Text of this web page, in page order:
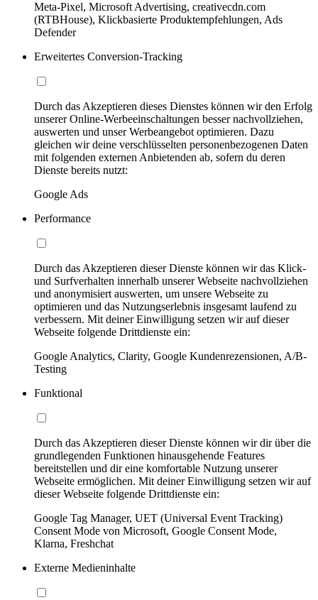
Meta-Pixel, Microsoft Advertising, creativecdn.com
(RTBHouse), Klickbasierte Produktempfehlungen, Ads
Defender
Erweitertes Conversion-Tracking
Durch das Akzeptieren dieses Dienstes können wir den Erfolg
unserer Online-Werbeeinschaltungen besser nachvollziehen,
auswerten und unser Werbeangebot optimieren. Dazu
gleichen wir deine verschlüsselten personenbezogenen Daten
mit folgenden externen Anbietenden ab, sofern du deren
Dienste bereits nutzt:
Google Ads
Performance
Durch das Akzeptieren dieser Dienste können wir das Klick-
und Surfverhalten innerhalb unserer Webseite nachvollziehen
und anonymisiert auswerten, um unsere Webseite zu
optimieren und das Nutzungserlebnis insgesamt laufend zu
verbessern. Mit deiner Einwilligung setzen wir auf dieser
Webseite folgende Drittdienste ein:
Google Analytics, Clarity, Google Kundenrezensionen, A/B-
Testing
Funktional
Durch das Akzeptieren dieser Dienste können wir dir über die
grundlegenden Funktionen hinausgehende Features
bereitstellen und dir eine komfortable Nutzung unserer
Webseite ermöglichen. Mit deiner Einwilligung setzen wir auf
dieser Webseite folgende Drittdienste ein:
Google Tag Manager, UET (Universal Event Tracking)
Consent Mode von Microsoft, Google Consent Mode,
Klarna, Freshchat
Externe Medieninhalte